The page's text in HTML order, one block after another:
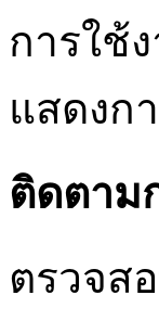
การใช้
แสดงก
ติดตาม
ตรวจส